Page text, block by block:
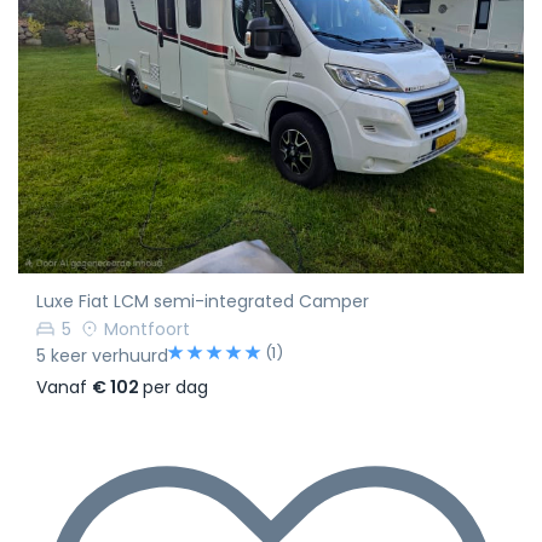
Luxe Fiat LCM semi-integrated Camper
5
Montfoort
5 keer verhuurd
(1)
Vanaf € 102 per dag